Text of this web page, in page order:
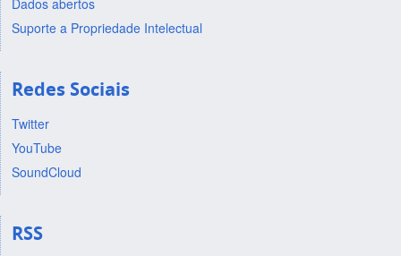
Dados abertos
Suporte a Propriedade Intelectual
Redes Sociais
Twitter
YouTube
SoundCloud
RSS